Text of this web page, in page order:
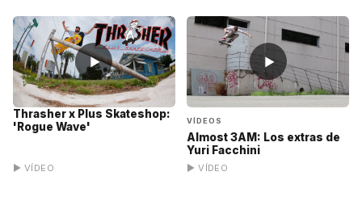
▶
Thrasher x Plus Skateshop:
'Rogue Wave'
▶ VÍDEO
▶
VÍDEOS
Almost 3AM: Los extras de
Yuri Facchini
▶ VÍDEO